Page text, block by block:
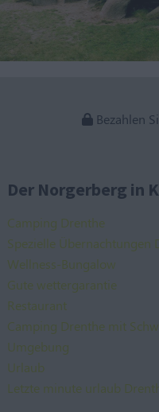
Bezahlen
Der Norgerberg in
Camping Drenthe
Spezielle Übernachtungen
Wellness-Bungalow
Gute wettergarantie
Restaurant
Camping Drenthe mit
Umgebung
Urlaub
Letzte minute urlaub